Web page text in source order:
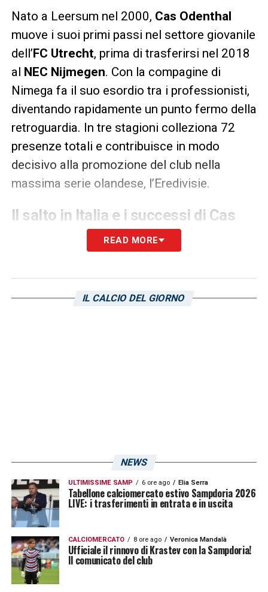
Nato a Leersum nel 2000, Cas Odenthal
muove i suoi primi passi nel settore giovanile
dell’FC Utrecht, prima di trasferirsi nel 2018
al NEC Nijmegen. Con la compagine di
Nimega fa il suo esordio tra i professionisti,
diventando rapidamente un punto fermo della
retroguardia. In tre stagioni colleziona 72
presenze totali e contribuisce in modo
decisivo alla promozione del club nella
massima serie olandese, l’Eredivisie.
Il salto in Italia e i successi di Cas
calcio italiano grazie all’intuizione delComo.
In riva al Lario vive un biennio ad altissimi
Cosa potrebbe dare Cas Odenthal
alla Sampdoria?
Nel febbraio 2026, complice una prima parte
di stagione ai margini in Serie A, il difensore
ha accettato il prestito alBariraccogliendo
18 presenze complessive e 1 gol.
Nonostante la sfortunata retrocessione
READ MORE
IL CALCIO DEL GIORNO
NEWS
ULTIMISSIME SAMP 6 ore ago Elia Serra
Tabellone calciomercato estivo Sampdoria 2026
LIVE: i trasferimenti in entrata e in uscita
CALCIOMERCATO 8 ore ago Veronica Mandalà
Ufficiale il rinnovo di Krastev con la Sampdoria!
Il comunicato del club